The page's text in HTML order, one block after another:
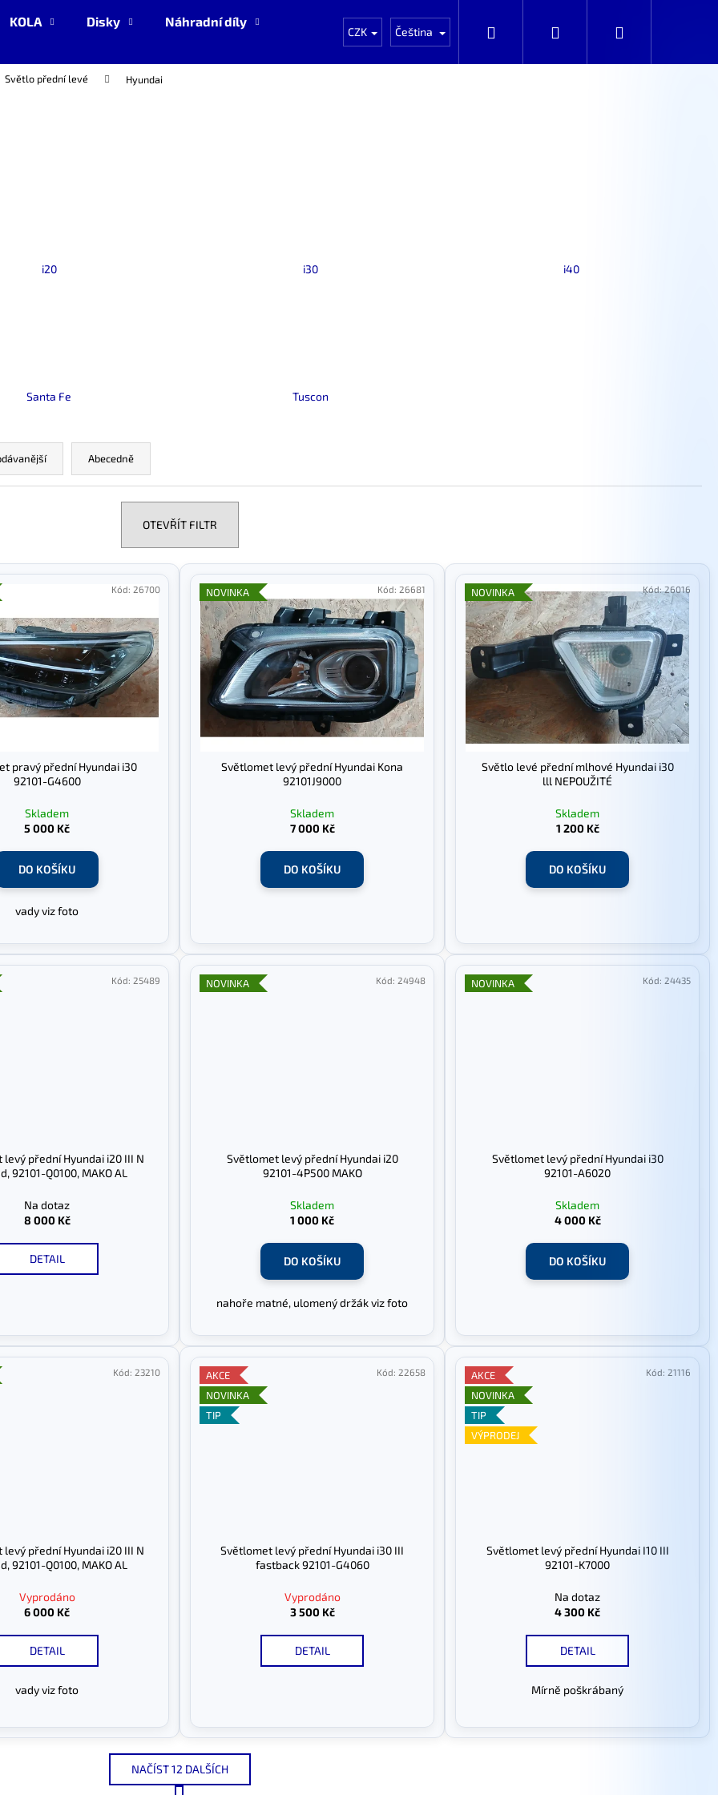
KOLA Disky Náhradní díly NOVÉ zboží Auta k rozprodání po dílech
CZK Čeština Hledat Přihlášení
Světlo přední levé Hyundai
i20 i30 i40
Santa Fe Tuscon
Abecedně
OTEVŘÍT FILTR
pravý přední Hyundai i30
92101-G4600
Skladem
5 000 Kč
DO KOŠÍKU
vady viz foto
Kód: 26700 NOVINKA
Světlomet levý přední Hyundai Kona
92101J9000
Skladem
7 000 Kč
DO KOŠÍKU
Kód: 26681 NOVINKA
Světlo levé přední mlhové Hyundai i30
lll NEPOUŽITÉ
Skladem
1 200 Kč
DO KOŠÍKU
Kód: 26016
levý přední Hyundai i20 III N
92101-Q0100, MAKO AL
Na dotaz
8 000 Kč
DETAIL
Kód: 25489 NOVINKA
Světlomet levý přední Hyundai i20
92101-4P500 MAKO
Skladem
1 000 Kč
DO KOŠÍKU
nahoře matné, ulomený držák viz foto
Kód: 24948 NOVINKA
Světlomet levý přední Hyundai i30
92101-A6020
Skladem
4 000 Kč
DO KOŠÍKU
Kód: 24435
levý přední Hyundai i20 III N
92101-Q0100, MAKO AL
Vyprodáno
6 000 Kč
DETAIL
vady viz foto
Kód: 23210
AKCE
NOVINKA
TIP
Světlomet levý přední Hyundai i30 III
fastback 92101-G4060
Vyprodáno
3 500 Kč
DETAIL
Kód: 22658
AKCE
NOVINKA
TIP
VÝPRODEJ
Světlomet levý přední Hyundai I10 III
92101-K7000
Na dotaz
4 300 Kč
DETAIL
Mírně poškrábaný
Kód: 21116
NAČÍST 12 DALŠÍCH
Co potřebujete najít?